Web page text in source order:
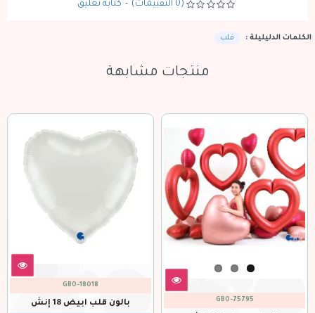
(0 التقييمات) - كتابة تعليق
الكلمات الدليليلة : قلب
منتجات مشابهة
نفدت الكمية
بالون قلب اخضر